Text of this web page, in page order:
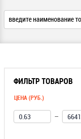
ФИЛЬТР ТОВАРОВ
ЦЕНА (РУБ.)
—